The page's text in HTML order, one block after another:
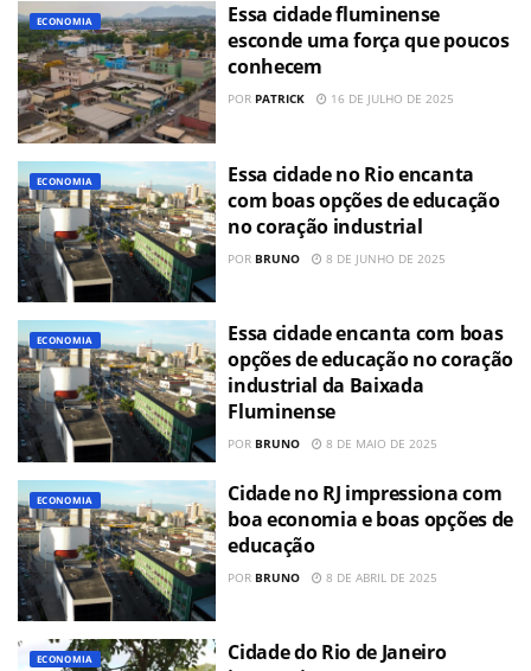
ECONOMIA
Essa cidade fluminense
esconde uma força que poucos
conhecem
POR PATRICK 16 DE JULHO DE 2025
ECONOMIA
Essa cidade no Rio encanta
com boas opções de educação
no coração industrial
POR BRUNO 8 DE JUNHO DE 2025
ECONOMIA
Essa cidade encanta com boas
opções de educação no coração
industrial da Baixada
Fluminense
POR BRUNO 8 DE MAIO DE 2025
ECONOMIA
Cidade no RJ impressiona com
boa economia e boas opções de
educação
POR BRUNO 8 DE ABRIL DE 2025
ECONOMIA
Cidade do Rio de Janeiro